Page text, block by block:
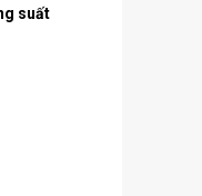
suất